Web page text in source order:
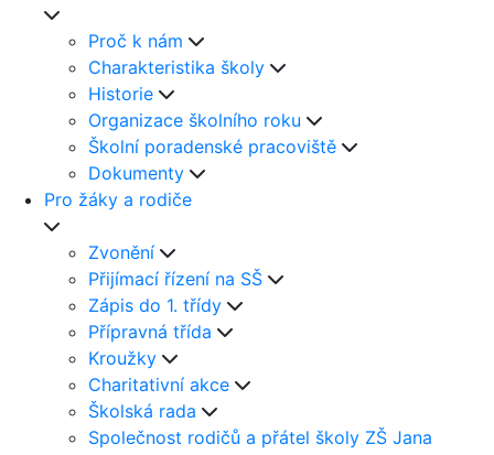
Proč k nám
Charakteristika školy
Historie
Organizace školního roku
Školní poradenské pracoviště
Dokumenty
Pro žáky a rodiče
Zvonění
Přijímací řízení na SŠ
Zápis do 1. třídy
Přípravná třída
Kroužky
Charitativní akce
Školská rada
Společnost rodičů a přátel školy ZŠ Jana